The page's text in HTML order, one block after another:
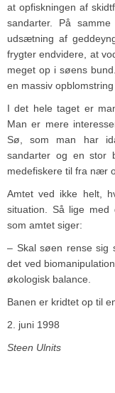
at opfiskningen af
sandarter. På
udsætning af
frygter endvidere, at
meget op i søens
en massiv
I det hele taget er
Man er mere
Sø, som man har
sandarter og en stor
medefiskere til fra nær
Amtet ved ikke helt,
situation. Så lige
som amtet siger:
– Skal søen rense sig
det ved
økologisk balance.
Banen er kridtet op til
2. juni 1998
Steen Ulnits